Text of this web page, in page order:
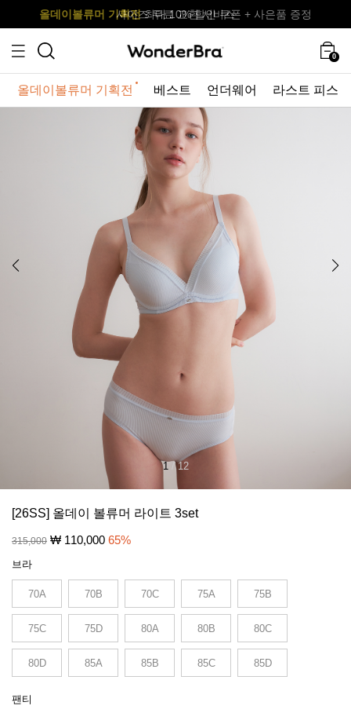
사이즈 무료 교환 서비스
올데이볼류머 기획전최대 10% 할인 쿠폰 + 사은품 증정
사이즈 무료 교환 서비스
올데이볼류머 기획전
0
올데이볼류머 기획전 베스트 언더웨어 라스트 피스
1/12
[26SS] 올데이 볼류머 라이트 3set
315,000 ₩ 110,000 65%
브라
70A 70B 70C 75A 75B
75C 75D 80A 80B 80C
80D 85A 85B 85C 85D
팬티